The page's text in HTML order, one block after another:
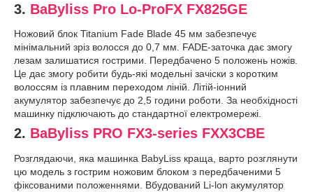
3. BaByliss Pro Lo-ProFX FX825GE
Ножовий блок Titanium Fade Blade 45 мм забезпечує
мінімальний зріз волосся до 0,7 мм. FADE-заточка дає змогу
лезам залишатися гострими. Передбачено 5 положень ножів.
Це дає змогу робити будь-які модельні зачіски з коротким
волоссям із плавним переходом ліній. Літій-іонний
акумулятор забезпечує до 2,5 години роботи. За необхідності
машинку підключають до стандартної електромережі.
2. BaByliss PRO FX3-series FXX3CBE
Розглядаючи, яка машинка BabyLiss краща, варто розглянути
цю модель з гострим ножовим блоком з передбаченими 5
фіксованими положеннями. Вбудований Li-lon акумулятор